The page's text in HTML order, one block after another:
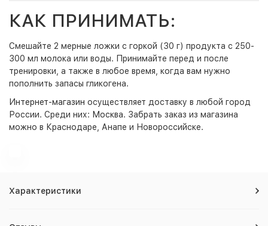
КАК ПРИНИМАТЬ:
Смешайте 2 мерные ложки с горкой (30 г) продукта с 250-
300 мл молока или воды. Принимайте перед и после
тренировки, а также в любое время, когда вам нужно
пополнить запасы гликогена.
Интернет-магазин осуществляет доставку в любой город
России. Среди них: Москва. Забрать заказ из магазина
можно в Краснодаре, Анапе и Новороссийске.
Характеристики